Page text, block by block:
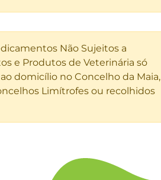
Não Sujeitos a
e Produtos de Veterinária só
domicílio no Concelho da Maia,
Limítrofes ou recolhidos